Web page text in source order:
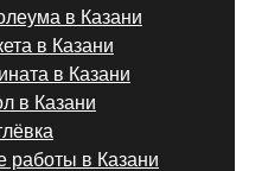
в Казани
в Казани
в Казани
в Казани
работы в Казани